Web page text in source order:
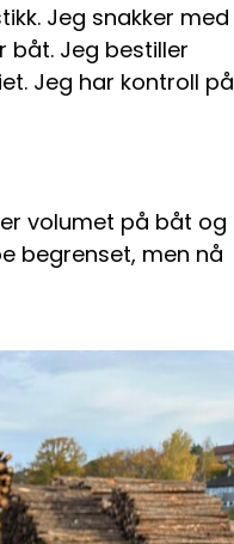
Jeg snakker med
båt. Jeg bestiller
Jeg har kontroll på
volumet på båt og
begrenset, men nå